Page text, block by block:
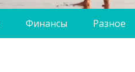
Финансы Разное